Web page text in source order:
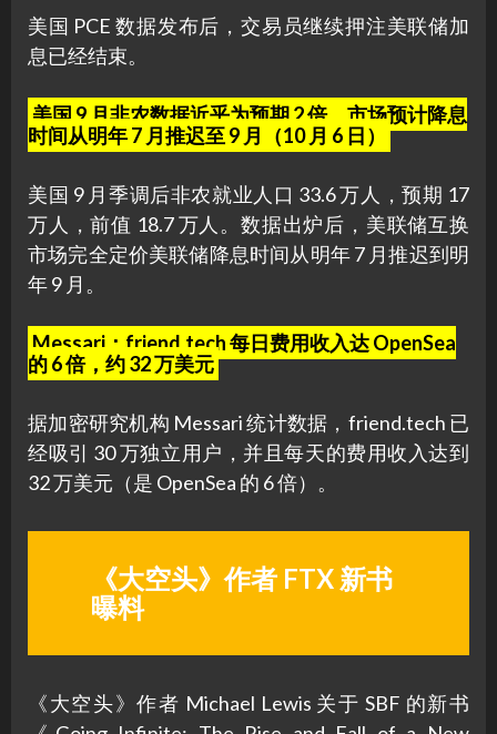
美国 PCE 数据发布后，交易员继续押注美联储加
息已经结束。
美国 9 月非农数据近乎为预期 2 倍，市场预计降息
时间从明年 7 月推迟至 9 月（10 月 6 日）
美国 9 月季调后非农就业人口 33.6 万人，预期 17
万人，前值 18.7 万人。数据出炉后，美联储互换
市场完全定价美联储降息时间从明年 7 月推迟到明
年 9 月。
Messari：friend.tech 每日费用收入达 OpenSea
的 6 倍，约 32 万美元
据加密研究机构 Messari 统计数据，friend.tech 已
经吸引 30 万独立用户，并且每天的费用收入达到
32 万美元（是 OpenSea 的 6 倍）。
《大空头》作者 FTX 新书
曝料
《大空头》作者 Michael Lewis 关于 SBF 的新书